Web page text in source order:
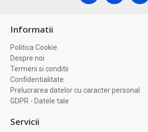
Informatii
Politica Cookie
Despre noi
Termeni si conditii
Confidentialitate
Prelucrarea datelor cu caracter personal
GDPR - Datele tale
Servicii